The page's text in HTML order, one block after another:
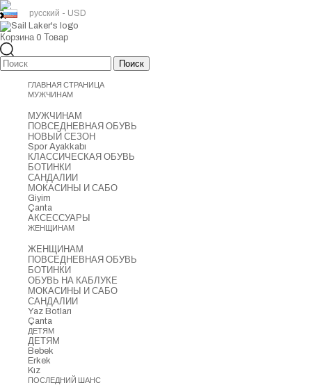
русский - USD
Корзина 0 Товар
ГЛАВНАЯ СТРАНИЦА
МУЖЧИНАМ
МУЖЧИНАМ
ПОВСЕДНЕВНАЯ ОБУВЬ
НОВЫЙ СЕЗОН
Spor Ayakkabı
КЛАССИЧЕСКАЯ ОБУВЬ
БОТИНКИ
САНДАЛИИ
МОКАСИНЫ И САБО
Giyim
Çanta
АКСЕССУАРЫ
ЖЕНЩИНАМ
ЖЕНЩИНАМ
ПОВСЕДНЕВНАЯ ОБУВЬ
БОТИНКИ
ОБУВЬ НА КАБЛУКЕ
МОКАСИНЫ И САБО
САНДАЛИИ
Yaz Botları
Çanta
ДЕТЯМ
ДЕТЯМ
Bebek
Erkek
Kız
ПОСЛЕДНИЙ ШАНС